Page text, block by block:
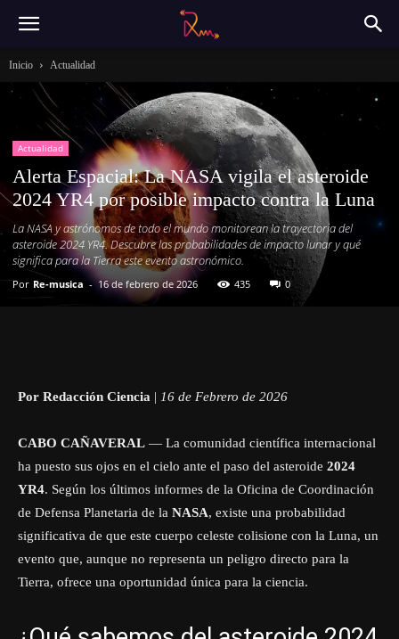
Inicio Actualidad
Actualidad
Alerta Espacial: La NASA vigila el asteroide
2024 YR4 por posible impacto contra la Luna
La NASA y astrónomos de todo el mundo monitorean la trayectoria del
asteroide 2024 YR4. Descubre las probabilidades de impacto lunar y qué
significa para la Tierra este evento astronómico.
Por Re-musica - 16 de febrero de 2026 435 0
Por Redacción Ciencia | 16 de Febrero de 2026
CABO CAÑAVERAL — La comunidad científica internacional
ha puesto sus ojos en el cielo ante el paso del asteroide 2024
YR4. Según los últimos informes de la Oficina de Coordinación
de Defensa Planetaria de la NASA, existe una probabilidad
significativa de que este cuerpo celeste colisione con la Luna, un
evento que, aunque no representa un peligro directo para la
Tierra, ofrece una oportunidad única para la ciencia.